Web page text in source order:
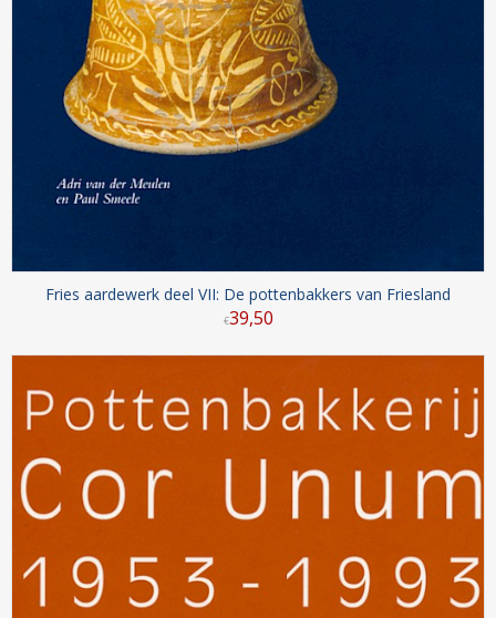
Fries aardewerk deel VII: De pottenbakkers van Friesland
€39,50